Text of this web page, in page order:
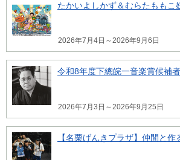
たかいよしかず＆むらたももこ
2026年7月4日～2026年9月6日
令和8年度下總皖一音楽賞候補
2026年7月3日～2026年9月25日
【名栗げんきプラザ】仲間と作